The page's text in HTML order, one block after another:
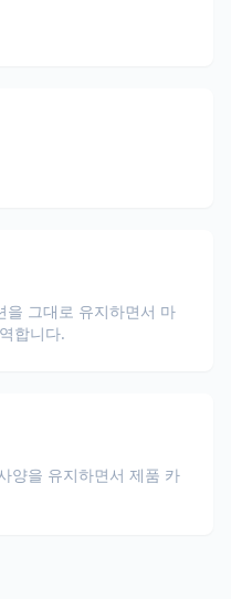
을 그대로 유지하면서 마
합니다.
양을 유지하면서 제품 카